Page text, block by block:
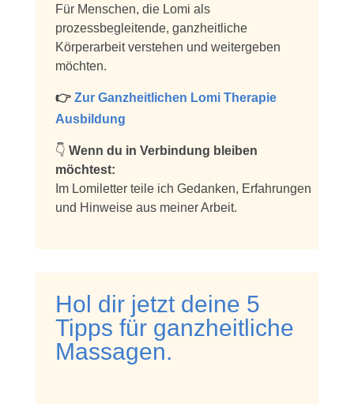
Für Menschen, die Lomi als
prozessbegleitende, ganzheitliche
Körperarbeit verstehen und weitergeben
möchten.
👉 Zur Ganzheitlichen Lomi Therapie
Ausbildung
👇 Wenn du in Verbindung bleiben
möchtest:
Im Lomiletter teile ich Gedanken, Erfahrungen
und Hinweise aus meiner Arbeit.
Hol dir jetzt deine 5
Tipps für ganzheitliche
Massagen.